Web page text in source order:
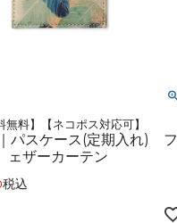
無料】【ネコポス対応可】
パスケース(定期入れ) フ
ェザーカーテン
税込